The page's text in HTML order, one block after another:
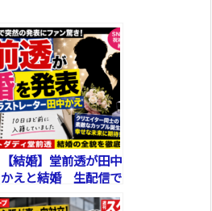
【結婚】堂前透が田中
かえと結婚 生配信で
突然発表した理由と祝